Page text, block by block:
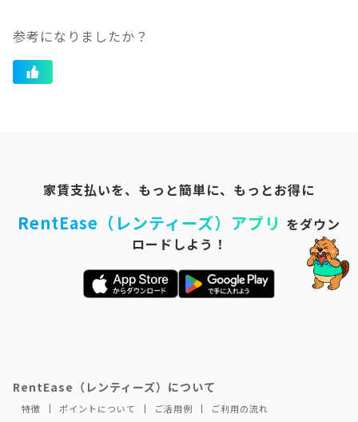
参考になりましたか？
家賃支払いを、もっと簡単に、もっとお得に
RentEase（レンティーズ）アプリ をダウン
ロードしよう！
RentEase（レンティーズ）について
特徴 ポイントについて ご活用例 ご利用の流れ